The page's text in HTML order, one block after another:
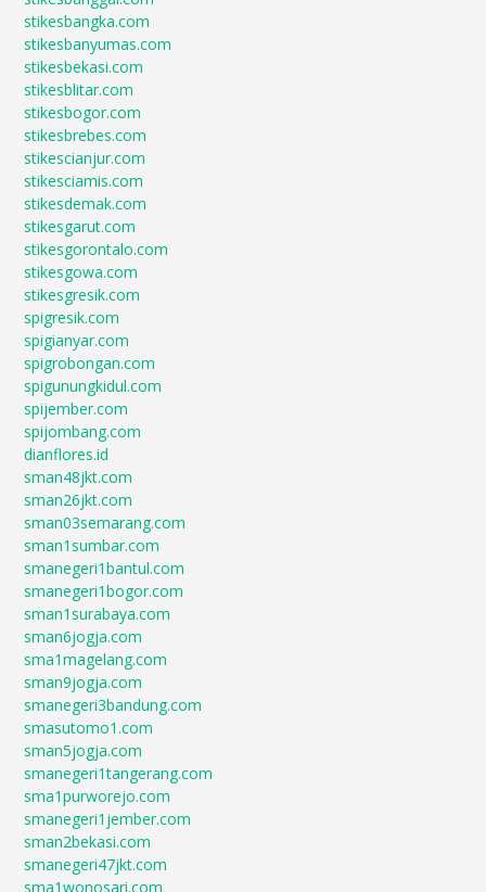
stikesbangka.com
stikesbanyumas.com
stikesbekasi.com
stikesblitar.com
stikesbogor.com
stikesbrebes.com
stikescianjur.com
stikesciamis.com
stikesdemak.com
stikesgarut.com
stikesgorontalo.com
stikesgowa.com
stikesgresik.com
spigresik.com
spigianyar.com
spigrobongan.com
spigunungkidul.com
spijember.com
spijombang.com
dianflores.id
sman48jkt.com
sman26jkt.com
sman03semarang.com
sman1sumbar.com
smanegeri1bantul.com
smanegeri1bogor.com
sman1surabaya.com
sman6jogja.com
sma1magelang.com
sman9jogja.com
smanegeri3bandung.com
smasutomo1.com
sman5jogja.com
smanegeri1tangerang.com
sma1purworejo.com
smanegeri1jember.com
sman2bekasi.com
smanegeri47jkt.com
sma1wonosari.com